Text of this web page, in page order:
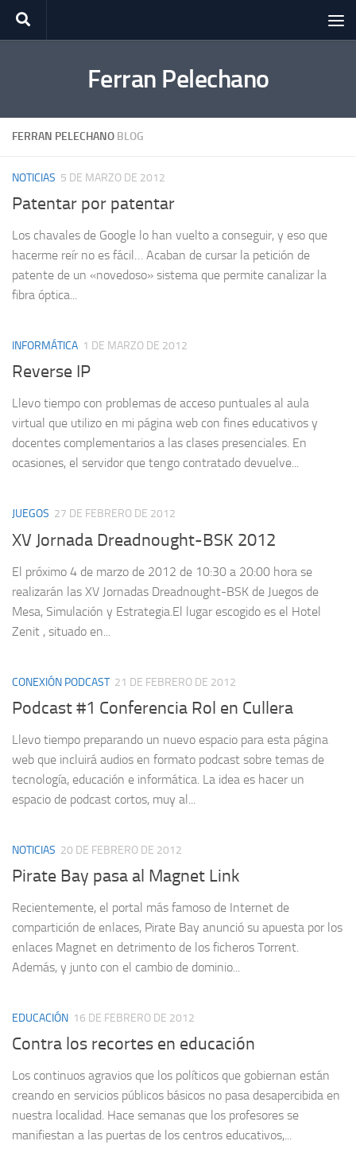
Saltar al contenido
Ferran Pelechano
FERRAN PELECHANO BLOG
NOTICIAS 5 DE MARZO DE 2012
Patentar por patentar
Los chavales de Google lo han vuelto a conseguir, y eso que
hacerme reír no es fácil… Acaban de cursar la petición de
patente de un «novedoso» sistema que permite canalizar la
fibra óptica...
INFORMÁTICA 1 DE MARZO DE 2012
Reverse IP
Llevo tiempo con problemas de acceso puntuales al aula
virtual que utilizo en mi página web con fines educativos y
docentes complementarios a las clases presenciales. En
ocasiones, el servidor que tengo contratado devuelve...
JUEGOS 27 DE FEBRERO DE 2012
XV Jornada Dreadnought-BSK 2012
El próximo 4 de marzo de 2012 de 10:30 a 20:00 hora se
realizarán las XV Jornadas Dreadnought-BSK de Juegos de
Mesa, Simulación y Estrategia.El lugar escogido es el Hotel
Zenit , situado en...
CONEXIÓN PODCAST 21 DE FEBRERO DE 2012
Podcast #1 Conferencia Rol en Cullera
Llevo tiempo preparando un nuevo espacio para esta página
web que incluirá audios en formato podcast sobre temas de
tecnología, educación e informática. La idea es hacer un
espacio de podcast cortos, muy al...
NOTICIAS 20 DE FEBRERO DE 2012
Pirate Bay pasa al Magnet Link
Recientemente, el portal más famoso de Internet de
compartición de enlaces, Pirate Bay anunció su apuesta por los
enlaces Magnet en detrimento de los ficheros Torrent.
Además, y junto con el cambio de dominio...
EDUCACIÓN 16 DE FEBRERO DE 2012
Contra los recortes en educación
Los continuos agravios que los políticos que gobiernan están
creando en servicios públicos básicos no pasa desapercibida en
nuestra localidad. Hace semanas que los profesores se
manifiestan a las puertas de los centros educativos,...